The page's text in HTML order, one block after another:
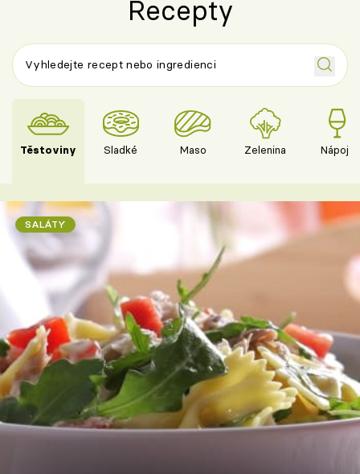
Recepty
Těstoviny Sladké Maso Zelenina Nápoje
SALÁTY